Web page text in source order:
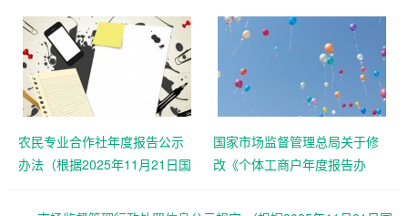
号第二次修正）
次修正）
农民专业合作社年度报告公示
办法（根据2025年11月21日国
第二次修正）
国家市场监督管理总局关于修
改《个体工商户年度报告办
令第108号公布 自2025年12月